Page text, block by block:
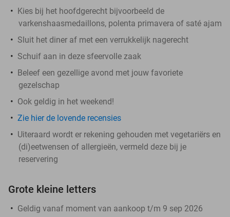
Kies bij het hoofdgerecht bijvoorbeeld de
varkenshaasmedaillons, polenta primavera of saté ajam
Sluit het diner af met een verrukkelijk nagerecht
Schuif aan in deze sfeervolle zaak
Beleef een gezellige avond met jouw favoriete
gezelschap
Ook geldig in het weekend!
Zie hier de lovende recensies
Uiteraard wordt er rekening gehouden met vegetariërs en
(di)eetwensen of allergieën, vermeld deze bij je
reservering
Grote kleine letters
Geldig vanaf moment van aankoop t/m 9 sep 2026